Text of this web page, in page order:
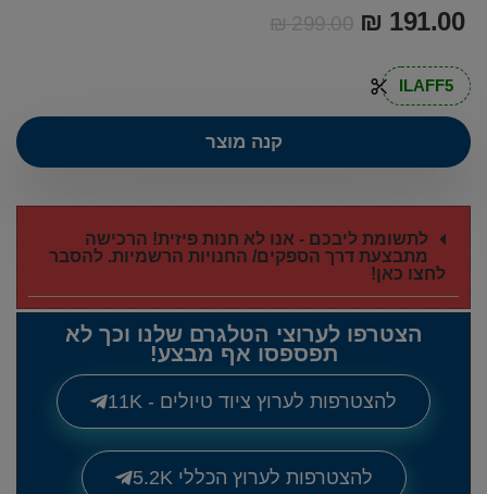
₪299.00 ₪ 191.00
ILAFF5
קנה מוצר
לתשומת ליבכם - אנו לא חנות פיזית! הרכישה
מתבצעת דרך הספקים/ החנויות הרשמיות. להסבר
לחצו כאן!
הצטרפו לערוצי הטלגרם שלנו וכך לא
תפספסו אף מבצע!
להצטרפות לערוץ ציוד טיולים - 11K
להצטרפות לערוץ הכללי 5.2K